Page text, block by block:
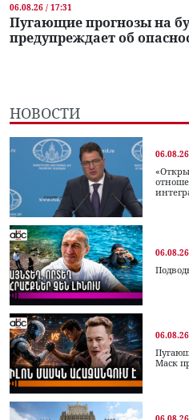
06.08.26 / 17:31
Пугающие прогнозы на
предупреждает об
НОВОСТИ
Маск